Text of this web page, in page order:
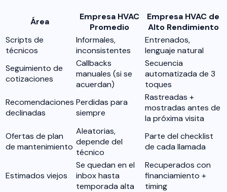
Área
Empresa HVAC
Promedio
Empresa HVAC de
Alto Rendimiento
Scripts de
técnicos
Informales,
inconsistentes
Entrenados,
lenguaje natural
Seguimiento de
cotizaciones
Callbacks
manuales (si se
acuerdan)
Secuencia
automatizada de 3
toques
Recomendaciones
declinadas
Perdidas para
siempre
Rastreadas +
mostradas antes de
la próxima visita
Ofertas de plan
de mantenimiento
Aleatorias,
depende del
técnico
Parte del checklist
de cada llamada
Estimados viejos
Se quedan en el
inbox hasta
temporada alta
Recuperados con
financiamiento +
timing